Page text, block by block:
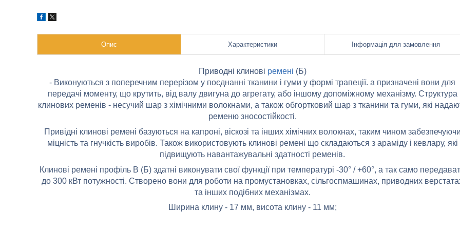
Опис Характеристики Інформація для замовлення
Приводні клинові ремені (Б)
- Виконуються з поперечним перерізом у поєднанні тканини і гуми у формі трапеції. а призначені вони для
передачі моменту, що крутить, від валу двигуна до агрегату, або іншому допоміжному механізму. Структура
клинових ременів - несучий шар з хімічними волокнами, а також обгортковий шар з тканини та гуми, які
ременю зносостійкості.
Привідні клинові ремені базуються на капроні, віскозі та інших хімічних волокнах, таким чином забезпечуючи
міцність та гнучкість виробів. Також використовують клинові ремені що складаються з араміду і кевлару, які
підвищують навантажувальні здатності ременів.
Клинові ремені профіль В (Б) здатні виконувати свої функції при температурі -30° / +60°, а так само
до 300 кВт потужності. Створено вони для роботи на промустановках, сільгоспмашинах, приводних
та інших подібних механізмах.
Ширина клину - 17 мм, висота клину - 11 мм;